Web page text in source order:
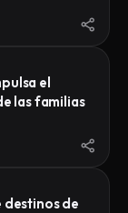
el
las familias
destinos de